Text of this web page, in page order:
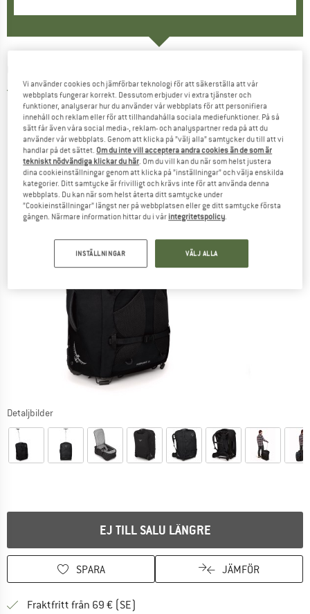
4,5(2)
Detaljbilder
EJ TILL SALU LÄNGRE
SPARA JÄMFÖR
Fraktfritt från 69 € (SE)
Vi använder cookies och jämförbar teknologi för att säkerställa att vår
webbplats fungerar korrekt. Dessutom erbjuder vi extra tjänster och
funktioner, analyserar hur du använder vår webbplats för att personifiera
innehåll och reklam eller för att tillhandahålla sociala mediefunktioner. På så
sätt får även våra social media-, reklam- och analyspartner reda på att du
använder vår webbplats. Genom att klicka på ”välj alla” samtycker du till att vi
handlar på det sättet. Om du inte vill acceptera andra cookies än de som är
tekniskt nödvändiga klickar du här. Om du vill kan du när som helst justera
dina cookieinställningar genom att klicka på ”inställningar” och välja enskilda
kategorier. Ditt samtycke är frivilligt och krävs inte för att använda denna
webbplats. Du kan när som helst återta ditt samtycke under
”Cookieinställningar” längst ner på webbplatsen eller ge ditt samtycke första
gången. Närmare information hittar du i vår integritetspolicy.
INSTÄLLNINGAR VÄLJ ALLA